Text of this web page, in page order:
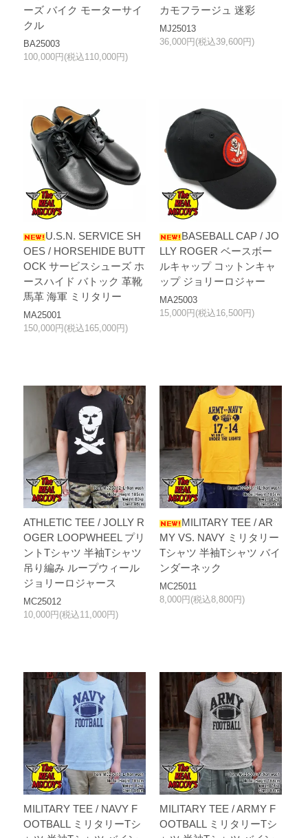
ーズ バイク モーターサイ
クル
BA25003
100,000円(税込110,000円)
カモフラージュ 迷彩
MJ25013
36,000円(税込39,600円)
U.S.N. SERVICE SH
OES / HORSEHIDE BUTT
OCK サービスシューズ ホ
ースハイド バトック 革靴
馬革 海軍 ミリタリー
MA25001
150,000円(税込165,000円)
BASEBALL CAP / JO
LLY ROGER ベースボー
ルキャップ コットンキャ
ップ ジョリーロジャー
MA25003
15,000円(税込16,500円)
ATHLETIC TEE / JOLLY R
OGER LOOPWHEEL プリ
ントTシャツ 半袖Tシャツ
吊り編み ループウィール
ジョリーロジャース
MC25012
10,000円(税込11,000円)
MILITARY TEE / AR
MY VS. NAVY ミリタリー
Tシャツ 半袖Tシャツ バイ
ンダーネック
MC25011
8,000円(税込8,800円)
MILITARY TEE / NAVY F
OOTBALL ミリタリーTシ
MILITARY TEE / ARMY F
OOTBALL ミリタリーTシ